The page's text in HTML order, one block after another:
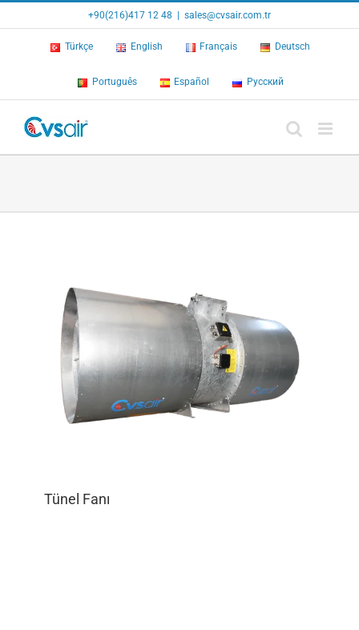
+90(216)417 12 48 sales@cvsair.com.tr
Türkçe English Français Deutsch
Português Español Русский
Tünel Fanı